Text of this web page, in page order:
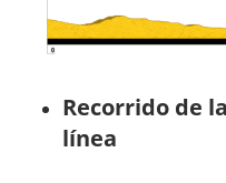
Recorrido de
línea